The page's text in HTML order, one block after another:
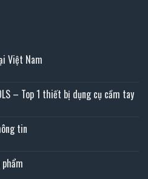
Việt Nam
– Top 1 thiết bị dụng cụ cầm tay
tin